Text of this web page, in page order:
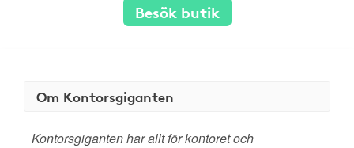
Besök butik
Om Kontorsgiganten
Kontorsgiganten har allt för kontoret och